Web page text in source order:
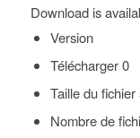
Download is
Version
Télécharger0
Taille du fichier
Nombre de